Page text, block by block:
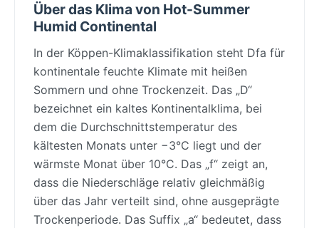
Über das Klima von Hot-Summer
Humid Continental
In der Köppen-Klimaklassifikation steht Dfa für
kontinentale feuchte Klimate mit heißen
Sommern und ohne Trockenzeit. Das „D“
bezeichnet ein kaltes Kontinentalklima, bei
dem die Durchschnittstemperatur des
kältesten Monats unter −3°C liegt und der
wärmste Monat über 10°C. Das „f“ zeigt an,
dass die Niederschläge relativ gleichmäßig
über das Jahr verteilt sind, ohne ausgeprägte
Trockenperiode. Das Suffix „a“ bedeutet, dass